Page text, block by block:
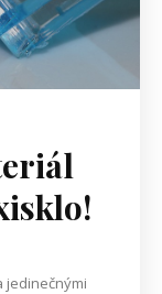
jedinečnými